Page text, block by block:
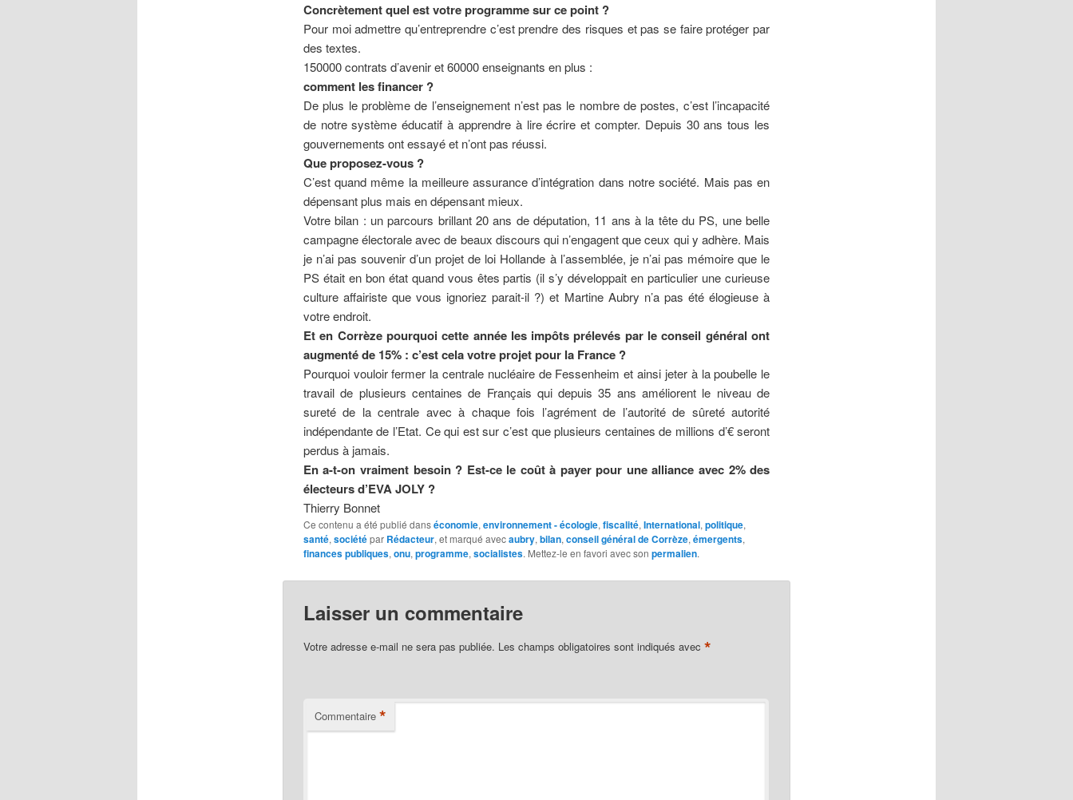
Concrètement quel est votre programme sur ce point ?
Pour moi admettre qu’entreprendre c’est prendre des risques et pas se faire protéger par
des textes.
150000 contrats d’avenir et 60000 enseignants en plus :
comment lesfinancer ?
De plus le problème de l’enseignement n’est pas le nombre de postes, c’est l’incapacité
de notre système éducatif à apprendre à lire écrire et compter. Depuis 30 ans tous les
gouvernements ont essayé et n’ont pas réussi.
Que proposez-vous ?
C’est quand même la meilleure assurance d’intégration dans notre société. Mais pas en
dépensant plus mais en dépensant mieux.
Votre bilan : un parcours brillant 20 ans de députation, 11 ans à la tête du PS, une belle
campagne électorale avec de beaux discours qui n’engagent que ceux qui y adhère. Mais
je n’ai pas souvenir d’un projet de loi Hollande à l’assemblée, je n’ai pas mémoire que le
PS était en bon état quand vous êtes partis (il s’y développait en particulier une curieuse
culture affairiste que vous ignoriez parait-il ?) et Martine Aubry n’a pas été élogieuse à
votre endroit.
Et en Corrèze pourquoi cette année les impôts prélevés par le conseil général ont
augmenté de 15% : c’est cela votre projet pour la France ?
Pourquoi vouloir fermer la centrale nucléaire de Fessenheim et ainsi jeter à la poubelle le
travail de plusieurs centaines de Français qui depuis 35 ans améliorent le niveau de
sureté de la centrale avec à chaque fois l’agrément de l’autorité de sûreté autorité
indépendante de l’Etat. Ce qui est sur c’est que plusieurs centaines de millions d’€ seront
perdus à jamais.
En a-t-on vraiment besoin ? Est-ce le coût à payer pour une alliance avec 2% des
électeurs d’EVA JOLY ?
Thierry Bonnet
Ce contenu a été publié danséconomie,environnement - écologie,fiscalité,International,politique,
santé,sociétépar Rédacteur, et marqué avecaubry,bilan,conseil général de Corrèze,émergents,
finances publiques,onu,programme,socialistes. Mettez-le en favori avec son permalien.
Laisser un commentaire
Votre adresse e-mail ne sera pas publiée. Les champs obligatoires sont indiqués avec *
Commentaire *